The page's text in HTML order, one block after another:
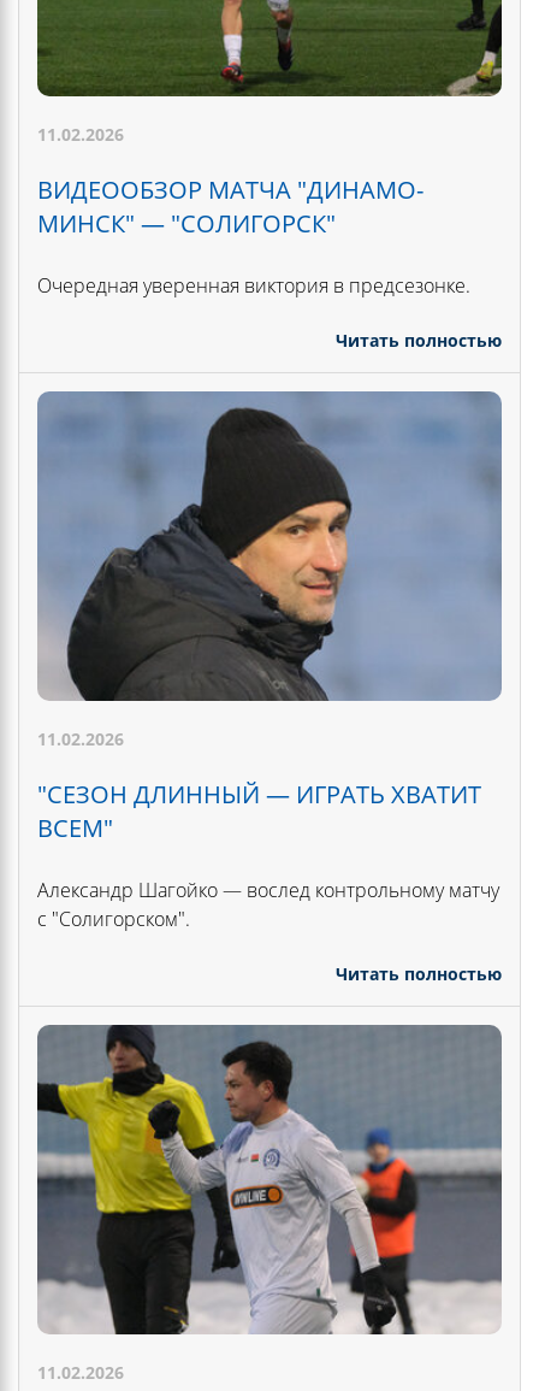
11.02.2026
ВИДЕООБЗОР МАТЧА "ДИНАМО-
МИНСК" — "СОЛИГОРСК"
Очередная уверенная виктория в предсезонке.
Читать полностью
11.02.2026
"СЕЗОН ДЛИННЫЙ — ИГРАТЬ ХВАТИТ
ВСЕМ"
Александр Шагойко — вослед контрольному матчу
с "Солигорском".
Читать полностью
11.02.2026